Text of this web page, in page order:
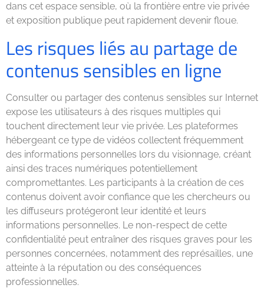
dans cet espace sensible, où la frontière entre vie privée
et exposition publique peut rapidement devenir floue.
Les risques liés au partage de
contenus sensibles en ligne
Consulter ou partager des contenus sensibles sur Internet
expose les utilisateurs à des risques multiples qui
touchent directement leur vie privée. Les plateformes
hébergeant ce type de vidéos collectent fréquemment
des informations personnelles lors du visionnage, créant
ainsi des traces numériques potentiellement
compromettantes. Les participants à la création de ces
contenus doivent avoir confiance que les chercheurs ou
les diffuseurs protégeront leur identité et leurs
informations personnelles. Le non-respect de cette
confidentialité peut entraîner des risques graves pour les
personnes concernées, notamment des représailles, une
atteinte à la réputation ou des conséquences
professionnelles.